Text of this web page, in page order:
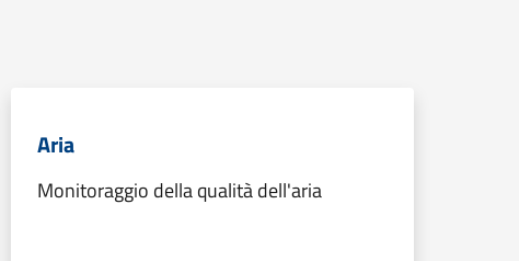
Aria
Monitoraggio della qualità dell'aria